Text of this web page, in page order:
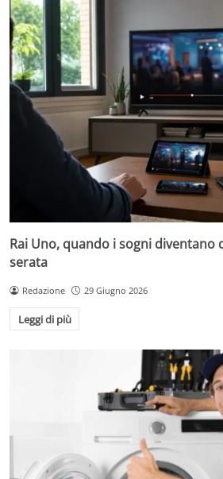
Rai Uno, quando i sogni diventano
serata
Redazione 29 Giugno 2026
Leggi di più